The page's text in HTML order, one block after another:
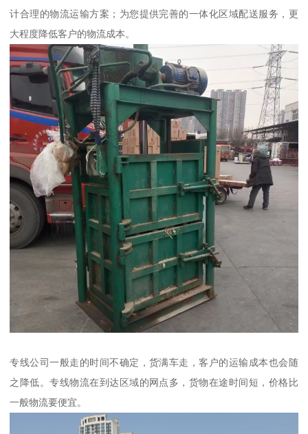
计合理的物流运输方案；为您提供完善的一体化区域配送服务，更
大程度降低客户的物流成本。
专线公司一般走的时间不确定，货满车走，客户的运输成本也会随
之降低。专线物流在到达区域的网点多，货物在途时间短，价格比
一般物流要便宜。